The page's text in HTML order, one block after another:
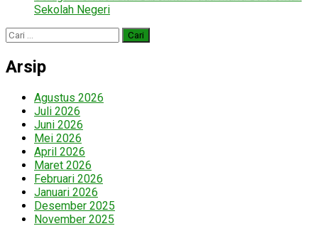
Sekolah Negeri
Cari
untuk:
Arsip
Agustus 2026
Juli 2026
Juni 2026
Mei 2026
April 2026
Maret 2026
Februari 2026
Januari 2026
Desember 2025
November 2025